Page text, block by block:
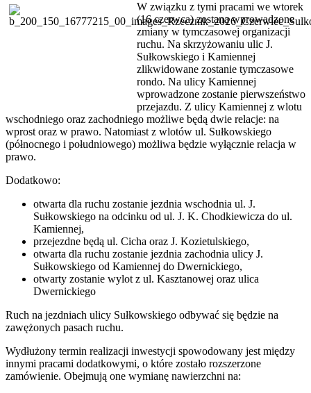
W związku z tymi pracami we wtorek
(16 czerwca) zostaną wprowadzone
zmiany w tymczasowej organizacji
ruchu. Na skrzyżowaniu ulic J.
Sułkowskiego i Kamiennej
zlikwidowane zostanie tymczasowe
rondo. Na ulicy Kamiennej
wprowadzone zostanie pierwszeństwo
przejazdu. Z ulicy Kamiennej z wlotu
wschodniego oraz zachodniego możliwe będą dwie relacje: na
wprost oraz w prawo. Natomiast z wlotów ul. Sułkowskiego
(północnego i południowego) możliwa będzie wyłącznie relacja w
prawo.
Dodatkowo:
otwarta dla ruchu zostanie jezdnia wschodnia ul. J.
Sułkowskiego na odcinku od ul. J. K. Chodkiewicza do ul.
Kamiennej,
przejezdne będą ul. Cicha oraz J. Kozietulskiego,
otwarta dla ruchu zostanie jezdnia zachodnia ulicy J.
Sułkowskiego od Kamiennej do Dwernickiego,
otwarty zostanie wylot z ul. Kasztanowej oraz ulica
Dwernickiego
Ruch na jezdniach ulicy Sułkowskiego odbywać się będzie na
zawężonych pasach ruchu.
Wydłużony termin realizacji inwestycji spowodowany jest między
innymi pracami dodatkowymi, o które zostało rozszerzone
zamówienie. Obejmują one wymianę nawierzchni na: